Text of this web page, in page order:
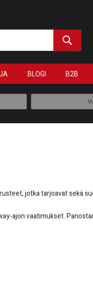
BLOGI B2B
jotka tarjoavat sekä
ajon vaatimukset.